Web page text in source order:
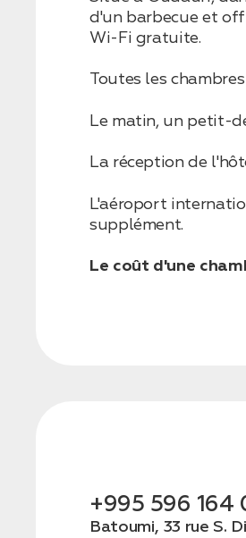
d'un barbecue et
Wi-Fi gratuite.
Toutes les
Le matin, un petit-
La réception de
L'aéroport
supplément.
Le coût d'une
+995 596 164
Batoumi, 33 rue S.
Бронирование
Оставьте свои данные,
связаться с вами
Дата:0